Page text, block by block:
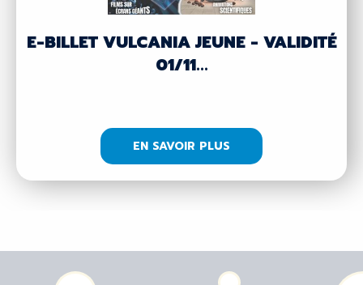
E-BILLET VULCANIA JEUNE - VALIDITÉ
01/11...
EN SAVOIR PLUS